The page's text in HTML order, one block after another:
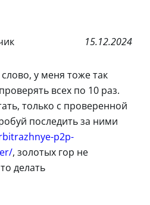
15.12.2024
у меня тоже так
всех по 10 раз.
только с проверенной
последить за ними
p2p-
, золотых гор не
делать